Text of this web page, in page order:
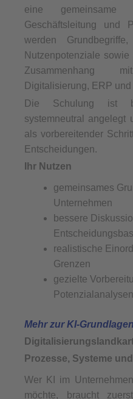
eine
Geschäftsleitung und
werden
Nutzenpotenziale
Zusammenhang
Digitalisierung, ERP
Die Schulung ist
systemneutral angelegt
als vorbereitender
Entscheidungen.
Ihr Nutzen
gemeinsames
Unternehmen
bessere
realistische
Grenzen
gezielte
Potenzialanalysen
Mehr zur KI-
Prozesse, Systeme
Wer KI im
möchte, braucht